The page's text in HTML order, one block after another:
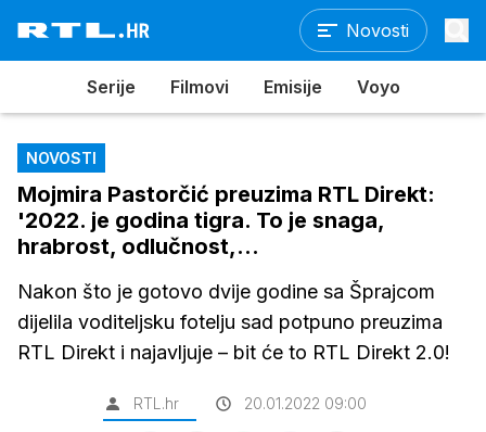
Novosti
Serije Filmovi Emisije Voyo
NOVOSTI
Mojmira Pastorčić preuzima RTL Direkt:
'2022. je godina tigra. To je snaga,
hrabrost, odlučnost,...
Nakon što je gotovo dvije godine sa Šprajcom
dijelila voditeljsku fotelju sad potpuno preuzima
RTL Direkt i najavljuje – bit će to RTL Direkt 2.0!
RTL.hr 20.01.2022 09:00